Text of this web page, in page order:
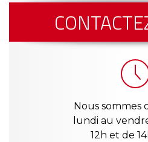
Nous sommes
lundi au
12h et de